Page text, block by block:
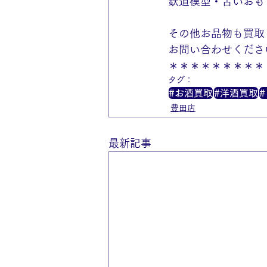
その他お品物も買
お問い合わせくだ
＊＊＊＊＊＊＊＊
タグ：
#お酒買取#洋酒買取#
豊田店
最新記事